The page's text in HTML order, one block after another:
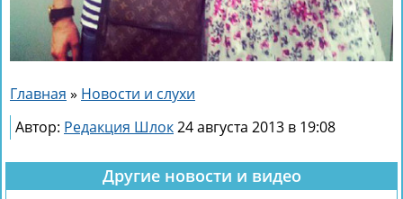
Главная » Новости и слухи
Автор: Редакция Шлок24 августа 2013 в 19:08
Другие новости и видео